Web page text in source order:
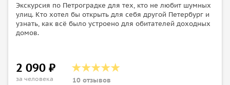
Экскурсия по Петроградке для тех, кто не любит шумных
улиц. Кто хотел бы открыть для себя другой Петербург и
узнать, как всё было устроено для обитателей доходных
домов.
2 090 ₽
за человека 10 отзывов